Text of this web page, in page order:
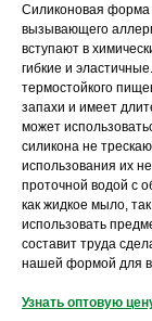
Силиконовая форма
вызывающего
вступают в
гибкие и
термостойкого
запахи и имеет
может
силикона не
использования их
проточной водой с
как жидкое мыло,
использовать
составит труда
нашей формой для
Узнать оптовую